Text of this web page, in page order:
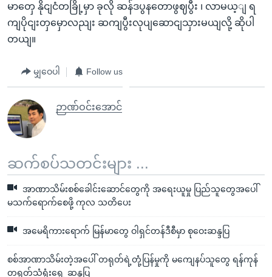
မာတှေ နိုငျငံတခြို့မှာ ခုလို ဆန်ဒပွနတောဖွဈပွီး ၊ လာမယ့ျ ရ
ကျပိုငျးတှမှောလညျး ဆကျပွီးလုပျဆောငျသှားမယျလို့ ဆိုပါ
တယျ။
မျှဝေပါ Follow us
ဉာဏ်ဝင်းအောင်
ဆက်စပ်သတင်းများ ...
အာဏာသိမ်းစစ်ခေါင်းဆောင်တွေကို အရေးယူမှု ပြည်သူတွေအပေါ်
မသက်ရောက်စေဖို့ ကုလ သတိပေး
အမေရိကားရောက် မြန်မာတွေ ဝါရှင်တန်ဒီစီမှာ စုဝေးဆန္ဒပြ
စစ်အာဏာသိမ်းတဲ့အပေါ် တရုတ်ရဲ့တုံ့ပြန်မှုကို မကျေနပ်သူတွေ ရန်ကုန်
တရုတ်သံရုံးရှေ့ ဆန္ဒပြ